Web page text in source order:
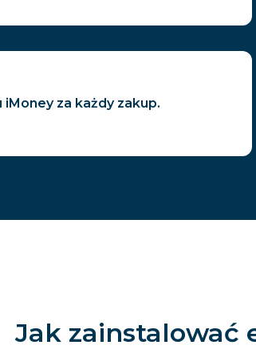
za każdy zakup.
Jak zainstalować